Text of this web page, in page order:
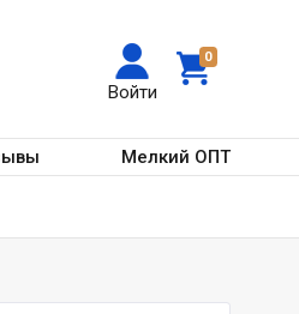
0
Войти
Мелкий ОПТ